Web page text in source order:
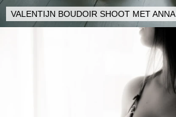
VALENTIJN BOUDOIR SHOOT MET ANNA